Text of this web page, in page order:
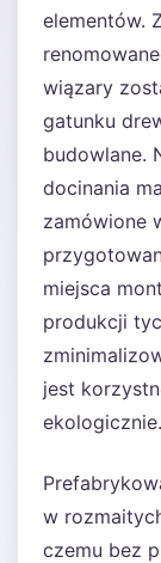
elementów.
wiązary
gatunku
budowlane.
docinania
zamówione
miejsca
produkcji
jest
ekologicznie.
w
czemu bez